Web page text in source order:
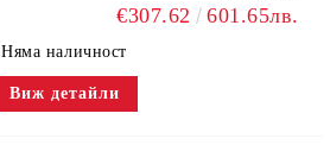
€307.62 601.65лв.
Няма наличност
Виж детайли